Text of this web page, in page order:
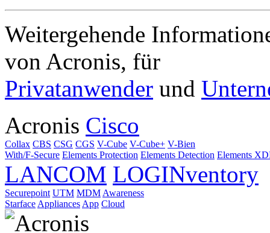
Weitergehende
von Acronis, für
Privatanwender und
Acronis Cisco
Collax CBS CSG CGS V-Cube V-Cube+ V-Bien
With/F-Secure Elements Protection Elements Detection Elements
LANCOM LOGINventory
Securepoint UTM MDM Awareness
Starface Appliances App Cloud